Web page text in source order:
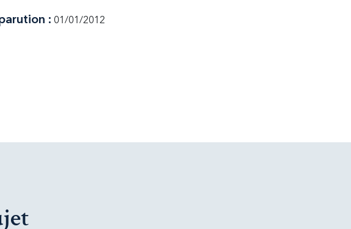
: 01/01/2012